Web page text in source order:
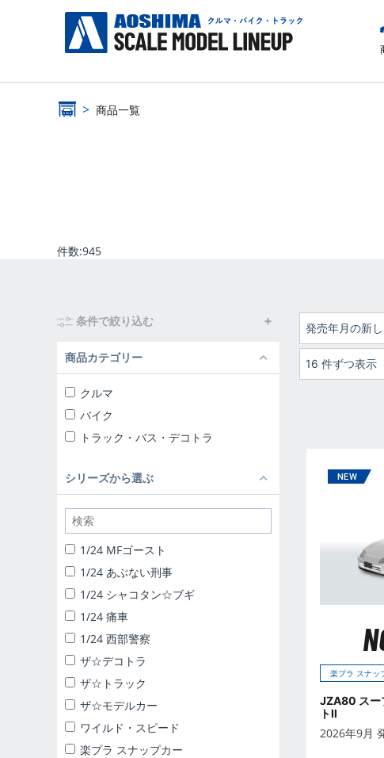
商品一覧
件数:945
条件で絞り込む
商品カテゴリー
クルマ
バイク
トラック・バス・デコトラ
シリーズから選ぶ
1/24 MFゴースト
1/24 あぶない刑事
1/24 シャコタン☆ブギ
1/24 痛車
1/24 西部警察
ザ☆デコトラ
ザ☆トラック
ザ☆モデルカー
ワイルド・スピード
楽プラ スナップカー
発売年月の新
16 件ずつ表示
楽プラ スナッ
JZA80 スー
トⅡ
2026年9月